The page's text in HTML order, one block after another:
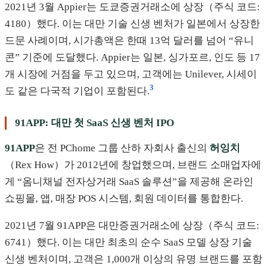
2021년 3월 Appier는 도쿄증권거래소에 상장（주식 코드:
4180）했다. 이는 대만 기술 신생 벤처가 일본에서 상장한
드문 사례이며, 시가총액은 한때 13억 달러를 넘어 “유니
콘” 기준에 도달했다. Appier는 일본, 싱가포르, 인도 등 17
개 시장에 거점을 두고 있으며, 고객에는 Unilever, 시세이
도 같은 다국적 기업이 포함된다.3
91APP: 대만 첫 SaaS 신생 벤처 IPO
91APP은 전 PChome 그룹 산하 자회사 출신의 허잉치
（Rex How）가 2012년에 창업했으며, 브랜드 소매업자에
게 “옴니채널 전자상거래 SaaS 솔루션”을 제공해 온라인
쇼핑몰, 앱, 매장 POS 시스템, 회원 데이터를 통합한다.
2021년 7월 91APP은 대만증권거래소에 상장（주식 코드:
6741）했다. 이는 대만 최초의 순수 SaaS 모델 상장 기술
신생 벤처이며, 고객은 1,000개 이상의 유명 브랜드를 포함